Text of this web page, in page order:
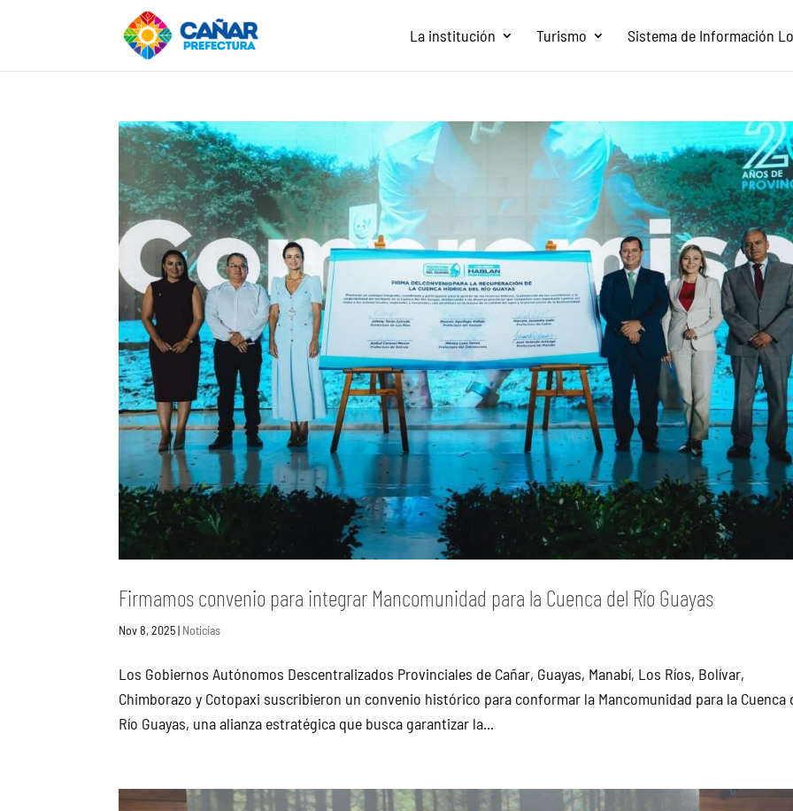
La institución Turismo Sistema de Información
Firmamos convenio para integrar Mancomunidad para la Cuenca del Río Guayas
Nov 8, 2025| Noticias
Los Gobiernos Autónomos Descentralizados Provinciales de Cañar, Guayas, Manabí, Los Ríos, Bolívar,
Chimborazo y Cotopaxi suscribieron un convenio histórico para conformar la Mancomunidad para la Cuenca
Río Guayas, una alianza estratégica que busca garantizar la...